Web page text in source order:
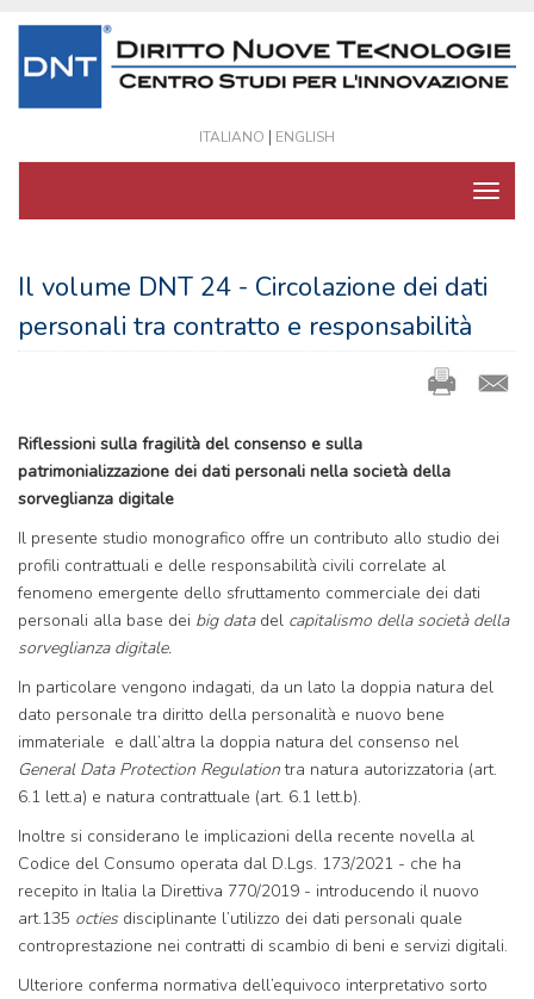
ITALIANO | ENGLISH
Il volume DNT 24 - Circolazione dei dati
personali tra contratto e responsabilità
Riflessioni sulla fragilità del consenso e sulla
patrimonializzazione dei dati personali nella società della
sorveglianza digitale
Il presente studio monografico offre un contributo allo studio dei
profili contrattuali e delle responsabilità civili correlate al
fenomeno emergente dello sfruttamento commerciale dei dati
personali alla base dei big data del capitalismo della società della
sorveglianza digitale.
In particolare vengono indagati, da un lato la doppia natura del
dato personale tra diritto della personalità e nuovo bene
immateriale e dall’altra la doppia natura del consenso nel
General Data Protection Regulationtra natura autorizzatoria (art.
6.1 lett.a) e natura contrattuale (art. 6.1 lett.b).
Inoltre si considerano le implicazioni della recente novella al
Codice del Consumo operata dal D.Lgs. 173/2021 - che ha
recepito in Italia la Direttiva 770/2019 - introducendo il nuovo
art.135 octies disciplinante l’utilizzo dei dati personali quale
controprestazione nei contratti di scambio di beni e servizi digitali.
Ulteriore conferma normativa dell’equivoco interpretativo sorto